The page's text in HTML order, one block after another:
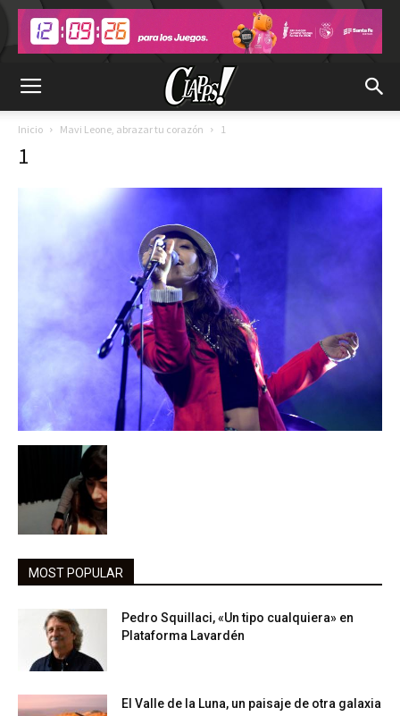
Inicio Mavi Leone, abrazar tu corazón 1
1
MOST POPULAR
Pedro Squillaci, «Un tipo cualquiera» en
Plataforma Lavardén
El Valle de la Luna, un paisaje de otra galaxia